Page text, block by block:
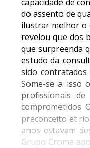
do assento de
ilustrar melhor o
revelou que dos
que surpreenda
estudo da
sido
Some-se a isso
profissionais
comprometidos
preconceito et
anos estavam
Grupo Croma